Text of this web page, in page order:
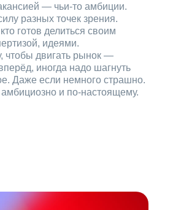
— чьи‑то амбиции.
разных точек зрения.
готов делиться своим
идеями.
чтобы двигать рынок —
иногда надо шагнуть
Даже если немного страшно.
амбициозно и по‑настоящему.